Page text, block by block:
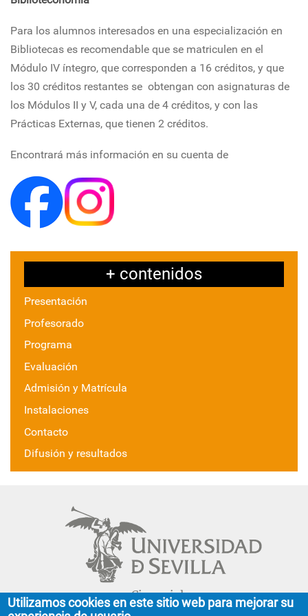
Para los alumnos interesados en una especialización en
Bibliotecas es recomendable que se matriculen en el
Módulo IV íntegro, que corresponden a 16 créditos, y que
los 30 créditos restantes se obtengan con asignaturas de
los Módulos II y V, cada una de 4 créditos, y con las
Prácticas Externas, que tienen 2 créditos.
Encontrará más información en su cuenta de
+ contenidos
Presentación
Profesorado
Programa
Evaluación
Admisión y Matrícula
Instalaciones
Contacto
Difusión y resultados
Cinco siglos
impulsando el
Utilizamos cookies en este sitio web para mejorar su